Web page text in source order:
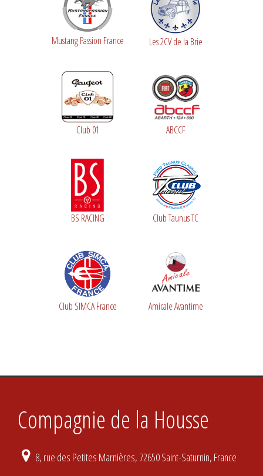
Mustang Passion France Les 2CV de la Brie
Club 01 ABCCF
BS RACING Club Taunus TC
Club SIMCA France Amicale Avantime
Compagnie de la Housse
8, rue des Petites Marnières, 72650 Saint-Saturnin, France